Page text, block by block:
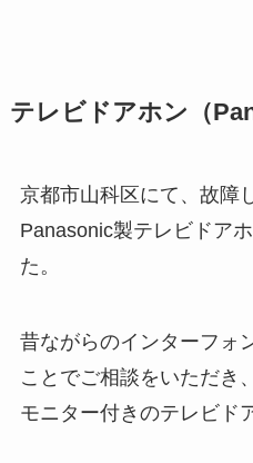
テレビドアホン（
京都市山科区にて、故障
Panasonic製テレビドア
た。
昔ながらのインターフォ
ことでご相談をいただき、
モニター付きのテレビド